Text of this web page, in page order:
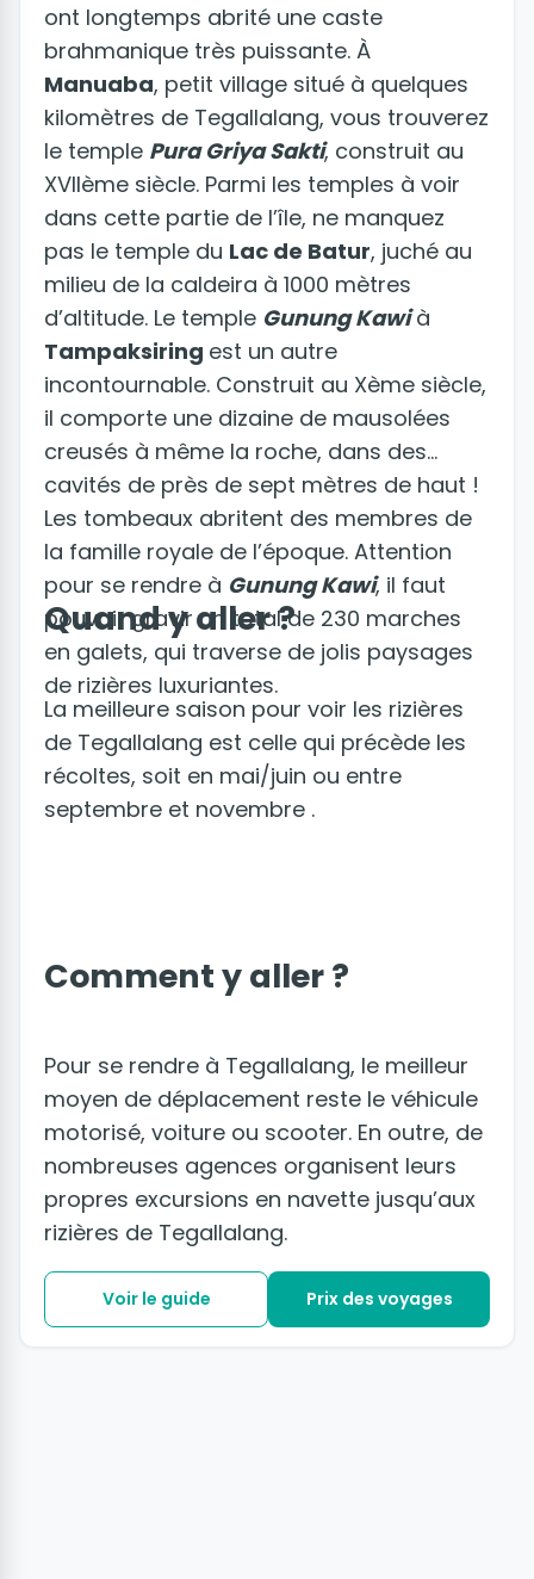
ont longtemps abrité une caste
brahmanique très puissante. À
Manuaba, petit village situé à quelques
kilomètres de Tegallalang, vous trouverez
le temple Pura Griya Sakti, construit au
XVIIème siècle. Parmi les temples à voir
dans cette partie de l’île, ne manquez
pas le temple du Lac de Batur, juché au
milieu de la caldeira à 1000 mètres
d’altitude. Le temple Gunung Kawià
Tampaksiring est un autre
incontournable. Construit au Xème siècle,
il comporte une dizaine de mausolées
creusés à même la roche, dans des
cavités de près de sept mètres de haut !
Les tombeaux abritent des membres de
la famille royale de l’époque. Attention
pour se rendre à Gunung Kawi, il faut
pouvoir gravir un total de 230 marches
en galets, qui traverse de jolis paysages
de rizières luxuriantes.
Quand y aller ?
La meilleure saison pour voir les rizières
de Tegallalang est celle qui précède les
récoltes, soit en mai/juin ou entre
septembre et novembre .
Comment y aller ?
Pour se rendre à Tegallalang, le meilleur
moyen de déplacement reste le véhicule
motorisé, voiture ou scooter. En outre, de
nombreuses agences organisent leurs
propres excursions en navette jusqu’aux
rizières de Tegallalang.
Voir le guide Prix des voyages